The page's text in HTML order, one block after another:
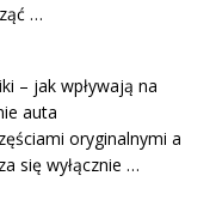
…
– jak wpływają na
auta
oryginalnymi a
się wyłącznie …